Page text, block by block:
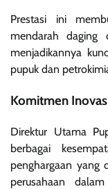
Prestasi ini
mendarah daging
menjadikannya
pupuk dan
Komitmen
Direktur Utama
berbagai
penghargaan yang
perusahaan